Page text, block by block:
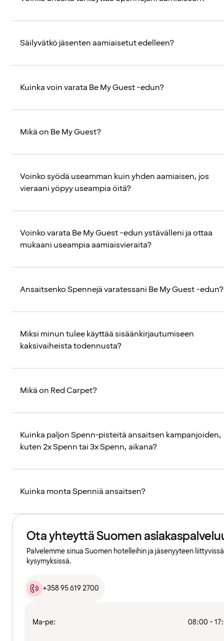
Säilyvätkö jäsenten aamiaisetut edelleen?
Kuinka voin varata Be My Guest -edun?
Mikä on Be My Guest?
Voinko syödä useamman kuin yhden aamiaisen, jos
vieraani yöpyy useampia öitä?
Voinko varata Be My Guest -edun ystävälleni ja ottaa
mukaani useampia aamiaisvieraita?
Ansaitsenko Spennejä varatessani Be My Guest -edun?
Miksi minun tulee käyttää sisäänkirjautumiseen
kaksivaiheista todennusta?
Mikä on Red Carpet?
Kuinka paljon Spenn-pisteitä ansaitsen kampanjoiden,
kuten 2x Spenn tai 3x Spenn, aikana?
Kuinka monta Spenniä ansaitsen?
Ota yhteyttä Suomen
Palvelemme sinua Suomen hotelleihin ja jäsenyyteen liittyvissä
kysymyksissä.
+358 95 619 2700
Ma-pe: 08:00 -